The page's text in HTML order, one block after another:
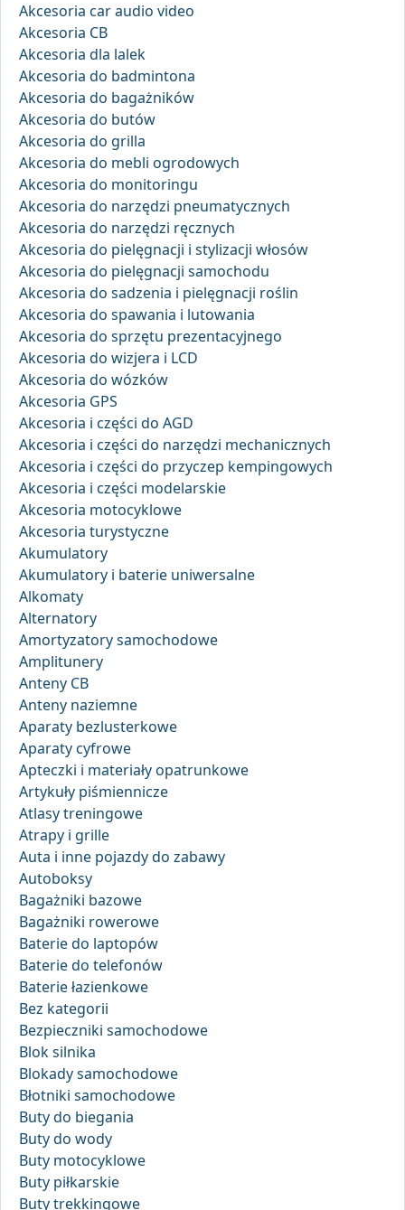
Akcesoria car audio video
Akcesoria CB
Akcesoria dla lalek
Akcesoria do badmintona
Akcesoria do bagażników
Akcesoria do butów
Akcesoria do grilla
Akcesoria do mebli ogrodowych
Akcesoria do monitoringu
Akcesoria do narzędzi pneumatycznych
Akcesoria do narzędzi ręcznych
Akcesoria do pielęgnacji i stylizacji włosów
Akcesoria do pielęgnacji samochodu
Akcesoria do sadzenia i pielęgnacji roślin
Akcesoria do spawania i lutowania
Akcesoria do sprzętu prezentacyjnego
Akcesoria do wizjera i LCD
Akcesoria do wózków
Akcesoria GPS
Akcesoria i części do AGD
Akcesoria i części do narzędzi mechanicznych
Akcesoria i części do przyczep kempingowych
Akcesoria i części modelarskie
Akcesoria motocyklowe
Akcesoria turystyczne
Akumulatory
Akumulatory i baterie uniwersalne
Alkomaty
Alternatory
Amortyzatory samochodowe
Amplitunery
Anteny CB
Anteny naziemne
Aparaty bezlusterkowe
Aparaty cyfrowe
Apteczki i materiały opatrunkowe
Artykuły piśmiennicze
Atlasy treningowe
Atrapy i grille
Auta i inne pojazdy do zabawy
Autoboksy
Bagażniki bazowe
Bagażniki rowerowe
Baterie do laptopów
Baterie do telefonów
Baterie łazienkowe
Bez kategorii
Bezpieczniki samochodowe
Blok silnika
Blokady samochodowe
Błotniki samochodowe
Buty do biegania
Buty do wody
Buty motocyklowe
Buty piłkarskie
Buty trekkingowe